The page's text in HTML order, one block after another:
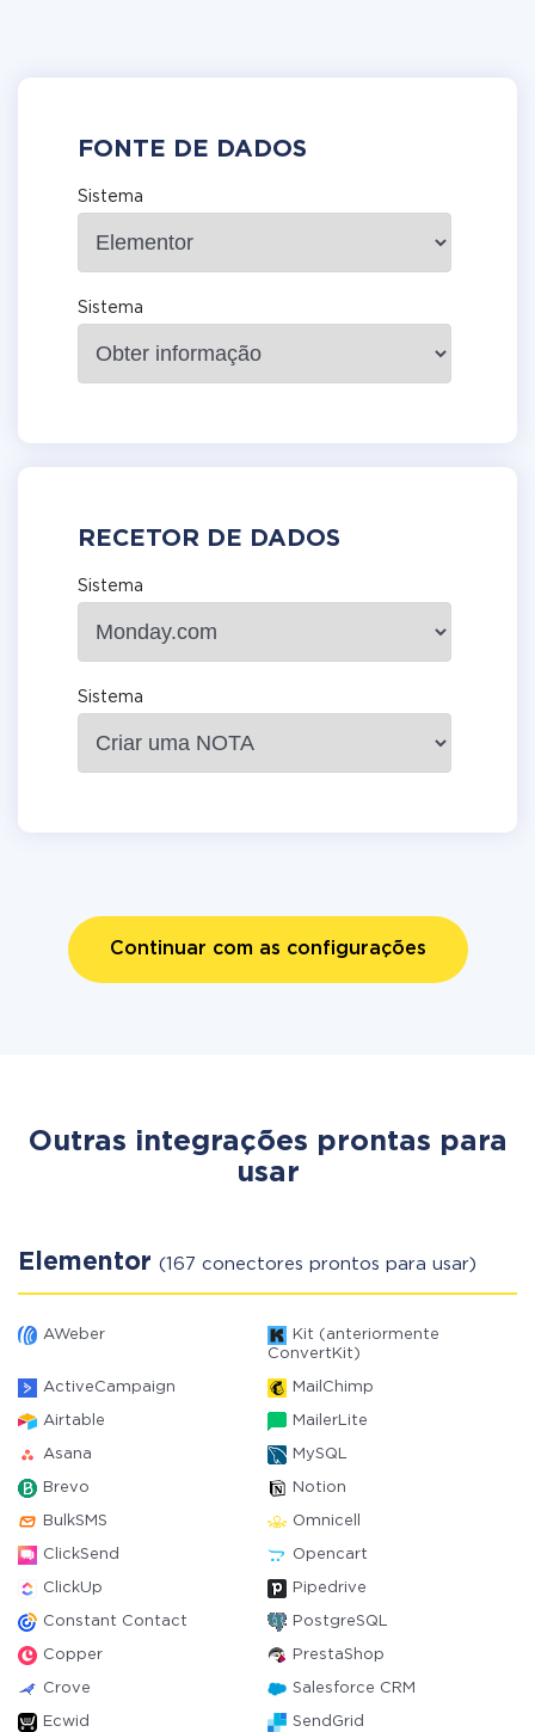
FONTE DE DADOS
Sistema
Sistema
RECETOR DE DADOS
Sistema
Sistema
Continuar com as configurações
Outras integrações prontas para
usar
Elementor (167 conectores prontos para usar)
AWeber
Kit (anteriormente
ConvertKit)
ActiveCampaign MailChimp
Airtable MailerLite
Asana MySQL
Brevo Notion
BulkSMS Omnicell
ClickSend Opencart
ClickUp Pipedrive
Constant Contact PostgreSQL
Copper PrestaShop
Crove Salesforce CRM
Ecwid SendGrid